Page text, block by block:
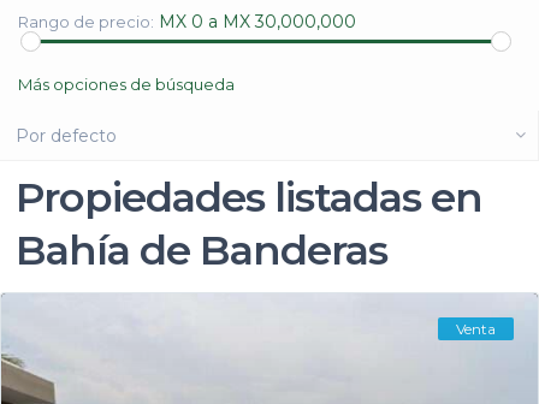
Rango de precio: MX 0 a MX 30,000,000
Más opciones de búsqueda
Por defecto
Propiedades listadas en
Bahía de Banderas
Venta